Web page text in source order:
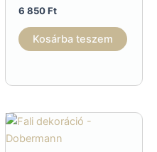
6 850Ft
Kosárba teszem